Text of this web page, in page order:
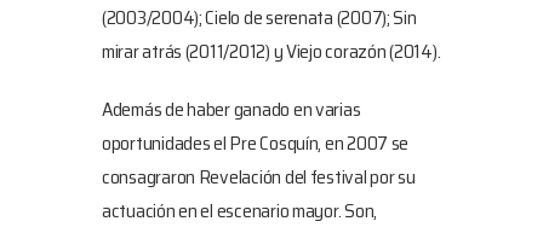
(2003/2004); Cielo de serenata (2007); Sin
mirar atrás (2011/2012) y Viejo corazón (2014).
Además de haber ganado en varias
oportunidades el Pre Cosquín, en 2007 se
consagraron Revelación del festival por su
actuación en el escenario mayor. Son,